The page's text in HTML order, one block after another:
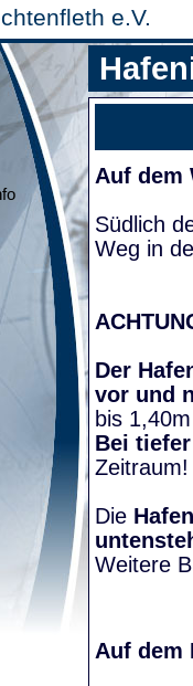
e.V.
Auf dem
Südlich
Weg in
Der
vor und
bis
Bei
Die
Weitere
Auf dem